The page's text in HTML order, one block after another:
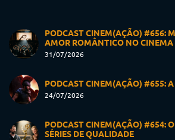
PODCAST CINEM(AÇÃO) #656:
AMOR ROMÂNTICO NO CINEMA
31/07/2026
PODCAST CINEM(AÇÃO) #655: A
24/07/2026
PODCAST CINEM(AÇÃO) #654:
SÉRIES DE QUALIDADE